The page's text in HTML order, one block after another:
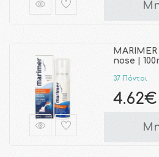
nose |
37 Πόντοι
4.62€